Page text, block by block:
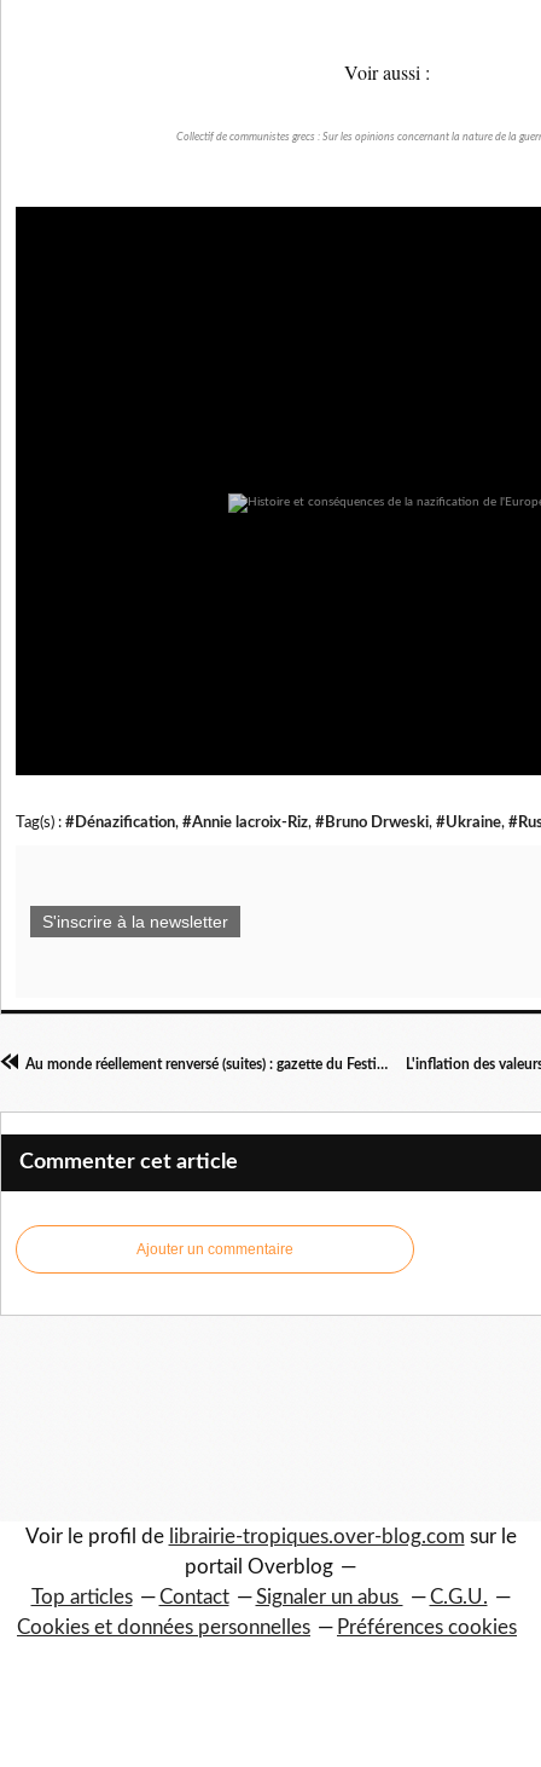
Voir aussi :
Collectif de communistes grecs : Sur les opinions concernant la nature de la
Tag(s) : #Dénazification, #Annie lacroix-Riz, #Bruno Drweski, #Ukraine,
S'inscrire à la newsletter
Au monde réellement renversé (suites) : gazette du Festival de Cannes
Commenter cet article
Ajouter un commentaire
Voir le profil de librairie-tropiques.over-blog.com sur le
portail Overblog
Top articles
Contact Signaler un abus
C.G.U.
Cookies et données personnelles
Préférences cookies